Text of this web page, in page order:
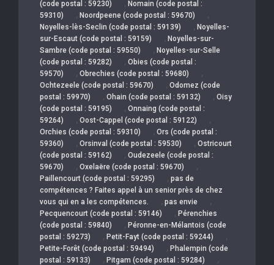
(code postal : 59230)
, Nomain (code postal :
59310)
, Noordpeene (code postal : 59670) ,
Noyelles-lès-Seclin (code postal : 59139) , Noyelles-
sur-Escaut (code postal : 59159)
, Noyelles-sur-
Sambre (code postal : 59550)
, Noyelles-sur-Selle
(code postal : 59282)
, Obies (code postal :
59570)
, Obrechies (code postal : 59680) ,
Ochtezeele (code postal : 59670) , Odomez (code
postal : 59970)
, Ohain (code postal : 59132) , Oisy
(code postal : 59195)
, Onnaing (code postal :
59264)
, Oost-Cappel (code postal : 59122) ,
Orchies (code postal : 59310) , Ors (code postal :
59360)
, Orsinval (code postal : 59530) , Ostricourt
(code postal : 59162)
, Oudezeele (code postal :
59670)
, Oxelaëre (code postal : 59670) ,
Paillencourt (code postal : 59295) , pas de
compétences ? Faites appel à un senior près de chez
vous qui en a les compétences.
, pas envie ,
Pecquencourt (code postal : 59146) , Pérenchies
(code postal : 59840)
, Péronne-en-Mélantois (code
postal : 59273)
, Petit-Fayt (code postal : 59244) ,
Petite-Forêt (code postal : 59494) , Phalempin (code
postal : 59133)
, Pitgam (code postal : 59284) ,